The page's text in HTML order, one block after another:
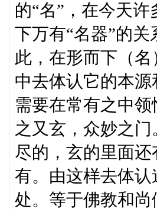
的“名”，在今天
下万有“名器”的
此，在形而下（
中去体认它的本
需要在常有之中
之又玄，众妙之门
尽的，玄的里面
有。由这样去体
处。等于佛教和